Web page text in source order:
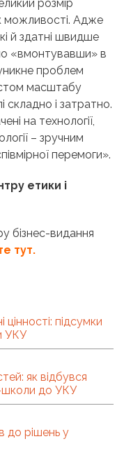
розмір
можливості. Адже
й здатні швидше
«вмонтувавши» в
проблем
масштабу
складно і затратно.
на технології,
– зручним
перемоги».
етики і
бізнес-видання
тут.
цінності: підсумки
УКУ
як відбувся
школи до УКУ
до рішень у